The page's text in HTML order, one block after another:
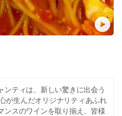
ンティは、新しい驚きに出会う
が生んだオリジナリティあふれ
ンスのワインを取り揃え、皆様